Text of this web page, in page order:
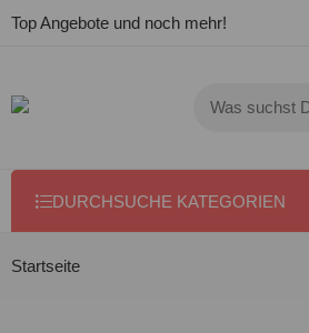
Top Angebote und noch mehr!
DURCHSUCHE KATEGORIEN
Startseite